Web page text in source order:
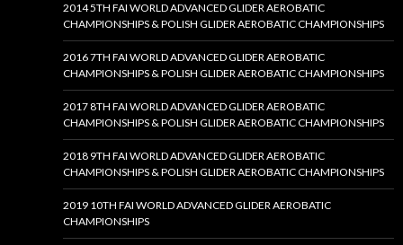
2014 5TH FAI WORLD ADVANCED GLIDER AEROBATIC
CHAMPIONSHIPS & POLISH GLIDER AEROBATIC CHAMPIONSHIPS
2016 7TH FAI WORLD ADVANCED GLIDER AEROBATIC
CHAMPIONSHIPS & POLISH GLIDER AEROBATIC CHAMPIONSHIPS
2017 8TH FAI WORLD ADVANCED GLIDER AEROBATIC
CHAMPIONSHIPS & POLISH GLIDER AEROBATIC CHAMPIONSHIPS
2018 9TH FAI WORLD ADVANCED GLIDER AEROBATIC
CHAMPIONSHIPS & POLISH GLIDER AEROBATIC CHAMPIONSHIPS
2019 10TH FAI WORLD ADVANCED GLIDER AEROBATIC
CHAMPIONSHIPS